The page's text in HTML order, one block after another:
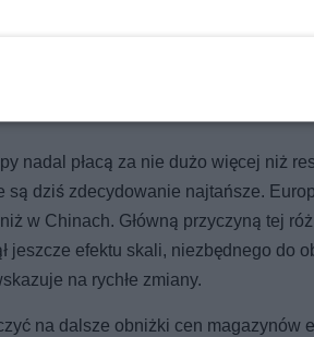
Europie wciąż są
nadal płacą za nie dużo więcej niż
dziś zdecydowanie najtańsze.
w Chinach. Główną przyczyną tej
jeszcze efektu skali, niezbędnego do
na rychłe zmiany.
na dalsze obniżki cen magazynów